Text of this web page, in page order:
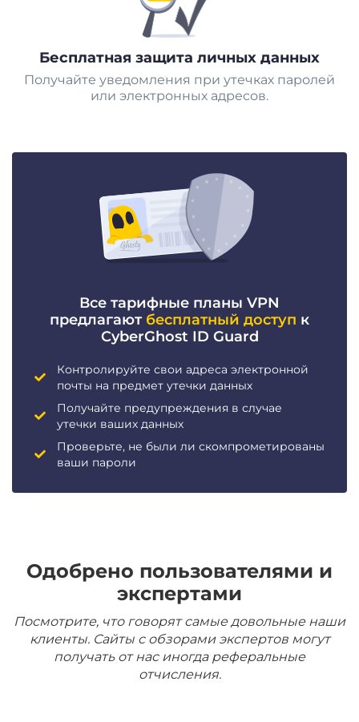
Бесплатная защита личных данных
Получайте уведомления при утечках паролей
или электронных адресов.
Все тарифные планы VPN
предлагают бесплатный доступ к
CyberGhost ID Guard
Контролируйте свои адреса электронной
почты на предмет утечки данных
Получайте предупреждения в случае
утечки ваших данных
Проверьте, не были ли скомпрометированы
ваши пароли
Одобрено пользователями и
экспертами
Посмотрите, что говорят самые довольные наши
клиенты. Сайты с обзорами экспертов могут
получать от нас иногда реферальные
отчисления.